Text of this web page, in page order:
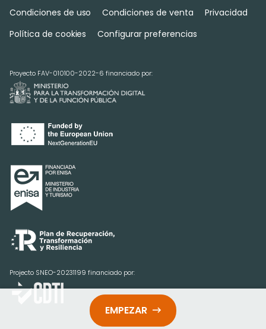
EMPEZAR
Condiciones de uso
Condiciones de venta
Privacidad
Política de cookies
Configurar preferencias
Proyecto FAV-010100-2022-6 financiado por:
Projecto SNEO-20231199 financiado por: